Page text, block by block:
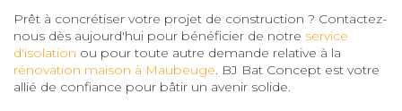
Prêt à concrétiser votre projet de construction ? Contactez-
nous dès aujourd'hui pour bénéficier de notre service
d'isolation ou pour toute autre demande relative à la
rénovation maison à Maubeuge. BJ Bat Concept est votre
allié de confiance pour bâtir un avenir solide.